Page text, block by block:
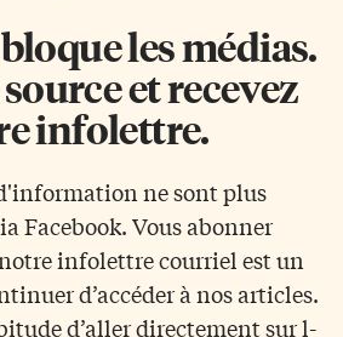
les médias.
et recevez
infolettre.
ne sont plus
Facebook. Vous abonner
infolettre courriel est un
d’accéder à nos articles.
d’aller directement sur l-